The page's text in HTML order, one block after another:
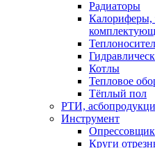
Радиаторы
Калориферы,
Котлы
Тепловое
Тёплый пол
РТИ,
Инструмент
Круги